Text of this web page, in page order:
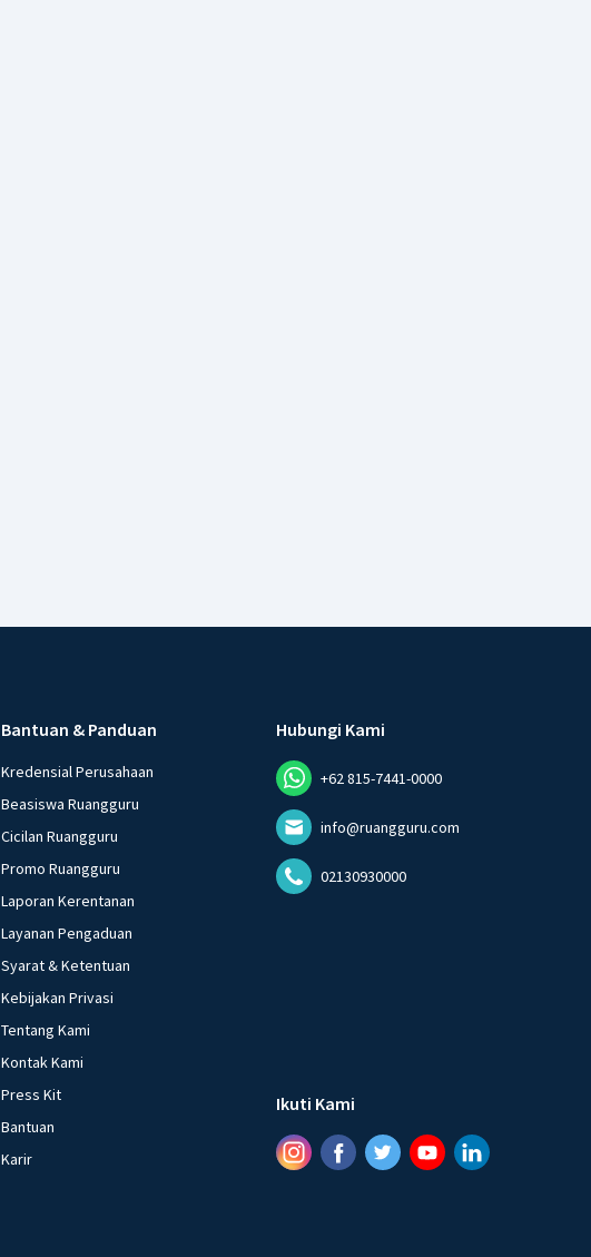
Bantuan & Panduan
Kredensial Perusahaan
Beasiswa Ruangguru
Cicilan Ruangguru
Promo Ruangguru
Laporan Kerentanan
Layanan Pengaduan
Syarat & Ketentuan
Kebijakan Privasi
Tentang Kami
Kontak Kami
Press Kit
Bantuan
Karir
Hubungi Kami
+62 815-7441-0000
info@ruangguru.com
02130930000
Ikuti Kami